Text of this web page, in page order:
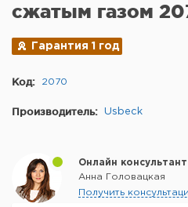
сжатым газом
Гарантия 1 год
Код: 2070
Производитель: Usbeck
Онлайн консультант
Анна Головацкая
Получить